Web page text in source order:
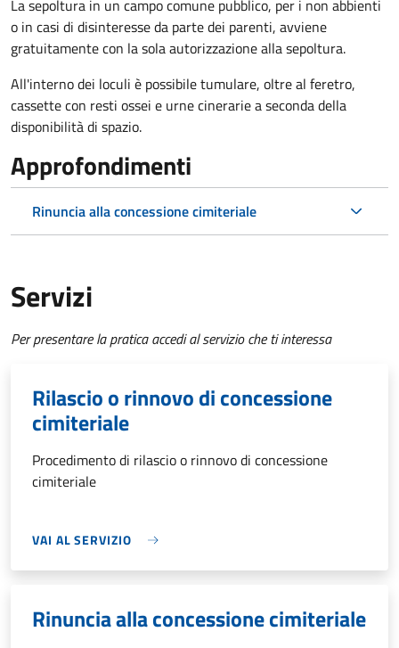
La sepoltura in un campo comune pubblico, per i non abbienti
o in casi di disinteresse da parte dei parenti, avviene
gratuitamente con la sola autorizzazione alla sepoltura.
All'interno dei loculi è possibile tumulare, oltre al feretro,
cassette con resti ossei e urne cinerarie a seconda della
disponibilità di spazio.
Approfondimenti
Rinuncia alla concessione cimiteriale
Servizi
Per presentare la pratica accedi al servizio che ti interessa
Rilascio o rinnovo di concessione
cimiteriale
Procedimento di rilascio o rinnovo di concessione
cimiteriale
VAI AL SERVIZIO
Rinuncia alla concessione cimiteriale